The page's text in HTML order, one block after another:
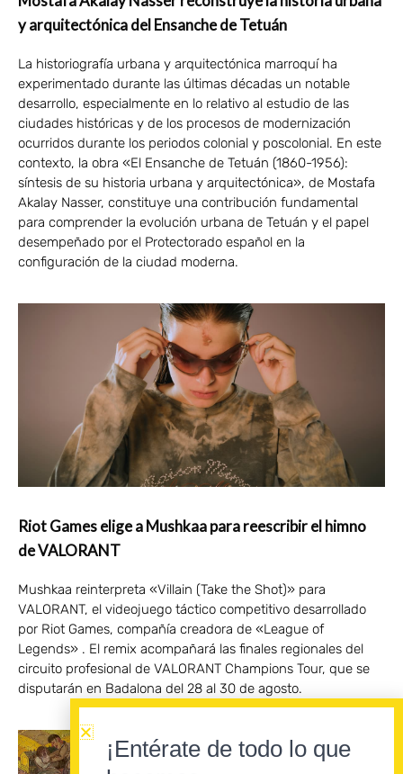
y arquitectónica del Ensanche de Tetuán
La historiografía urbana y arquitectónica marroquí ha
experimentado durante las últimas décadas un notable
desarrollo, especialmente en lo relativo al estudio de las
ciudades históricas y de los procesos de modernización
ocurridos durante los periodos colonial y poscolonial. En este
contexto, la obra «El Ensanche de Tetuán (1860-1956):
síntesis de su historia urbana y arquitectónica», de Mostafa
Akalay Nasser, constituye una contribución fundamental
para comprender la evolución urbana de Tetuán y el papel
desempeñado por el Protectorado español en la
configuración de la ciudad moderna.
Riot Games elige a Mushkaa para reescribir el himno
de VALORANT
Mushkaa reinterpreta «Villain (Take the Shot)» para
VALORANT, el videojuego táctico competitivo desarrollado
por Riot Games, compañía creadora de «League of
Legends» . El remix acompañará las finales regionales del
circuito profesional de VALORANT Champions Tour, que se
disputarán en Badalona del 28 al 30 de agosto.
¡Entérate de todo lo que